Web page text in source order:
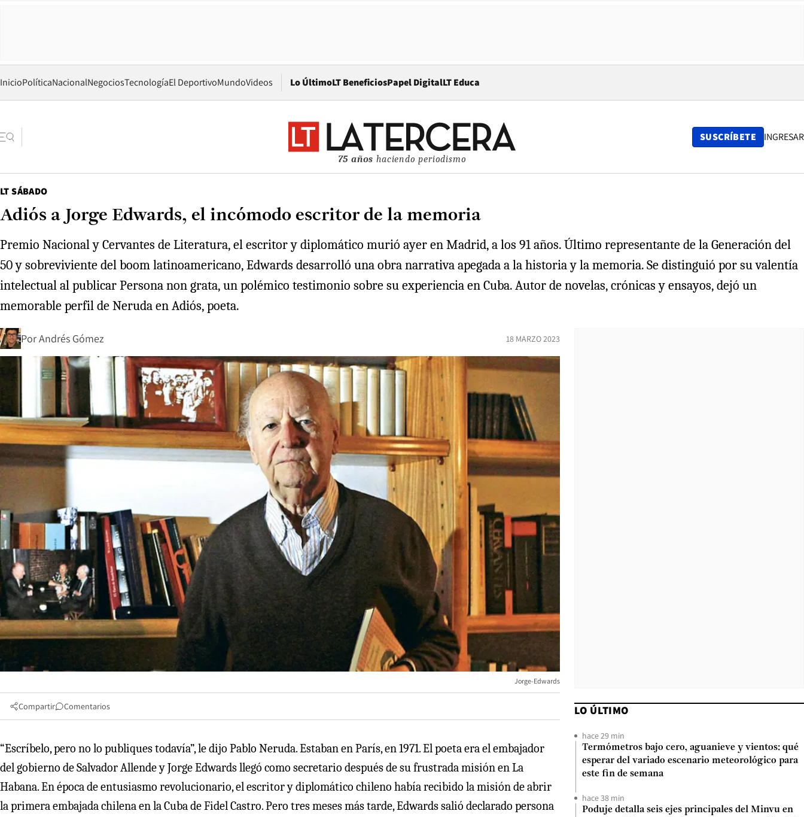
InicioPolíticaNacionalNegociosTecnologíaEl DeportivoMundoVideos Lo ÚltimoLT BeneficiosPapel DigitalOpens in new window
LT Educa
75 años haciendo periodismo
SUSCRÍBETE INGRESAR
LT SÁBADO
Adiós a Jorge Edwards, el incómodo escritor de la memoria
Premio Nacional y Cervantes de Literatura, el escritor y diplomático murió ayer en Madrid, a los 91 años. Último representante de la Generación del
50 y sobreviviente del boom latinoamericano, Edwards desarrolló una obra narrativa apegada a la historia y la memoria. Se distinguió por su valentía
intelectual al publicar Persona non grata, un polémico testimonio sobre su experiencia en Cuba. Autor de novelas, crónicas y ensayos, dejó un
memorable perfil de Neruda en Adiós, poeta.
PorAndrés Gómez 18 MARZO 2023
Jorge-Edwards
Compartir Comentarios
“Escríbelo, pero no lo publiques todavía”, le dijo Pablo Neruda. Estaban en París, en 1971. El poeta era el embajador
del gobierno de Salvador Allende y Jorge Edwards llegó como secretario después de su frustrada misión en La
Habana. En época de entusiasmo revolucionario, el escritor y diplomático chileno había recibido la misión de abrir
la primera embajada chilena en la Cuba de Fidel Castro. Pero tres meses más tarde, Edwards salió declarado persona
LO ÚLTIMO
hace 29 min
Termómetros bajo cero, aguanieve y vientos: qué
esperar del variado escenario meteorológico para
este fin de semana
hace 38 min
Poduje detalla seis ejes principales del Minvu en